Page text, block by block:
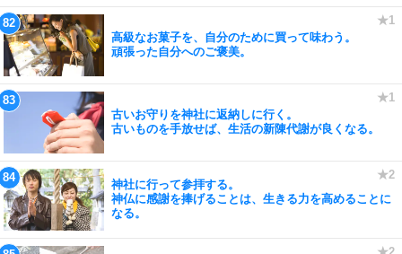
高級なお菓子を、自分のために買って味わう。
頑張った自分へのご褒美。
古いお守りを神社に返納しに行く。
古いものを手放せば、生活の新陳代謝が良くなる。
神社に行って参拝する。
神仏に感謝を捧げることは、生きる力を高めることに
なる。